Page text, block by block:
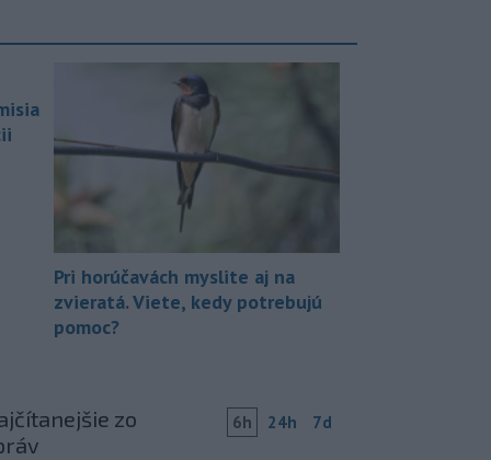
Pri horúčavách myslite aj na
zvieratá. Viete, kedy potrebujú
pomoc?
zo
6h 24h 7d